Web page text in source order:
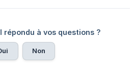
à vos questions ?
Non